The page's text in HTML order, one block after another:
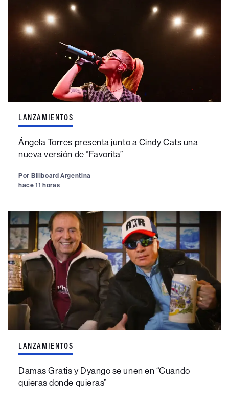
LANZAMIENTOS
Ángela Torres presenta junto a Cindy Cats una
nueva versión de “Favorita”
Por Billboard Argentina
hace 11 horas
LANZAMIENTOS
Damas Gratis y Dyango se unen en “Cuando
quieras donde quieras”